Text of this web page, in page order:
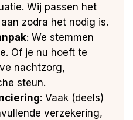
Wij passen het
zodra het nodig is.
: We stemmen
Of je nu hoeft te
nachtzorg,
steun.
: Vaak (deels)
verzekering,